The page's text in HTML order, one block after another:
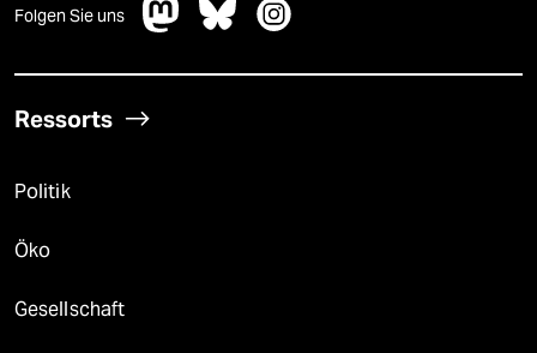
Folgen Sie uns
Ressorts
Politik
Öko
Gesellschaft